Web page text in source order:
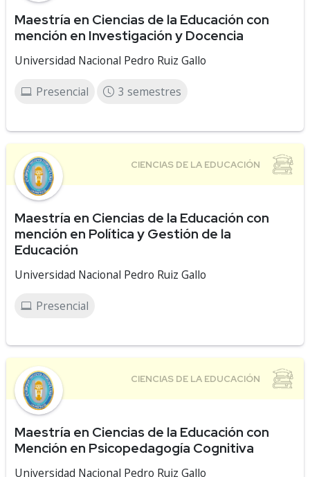
Maestría en Ciencias de la Educación con
mención en Investigación y Docencia
Universidad Nacional Pedro Ruiz Gallo
Presencial 3 semestres
Maestría en Ciencias de la Educación con
mención en Política y Gestión de la
Educación
Universidad Nacional Pedro Ruiz Gallo
Presencial
Maestría en Ciencias de la Educación con
Mención en Psicopedagogía Cognitiva
Universidad Nacional Pedro Ruiz Gallo